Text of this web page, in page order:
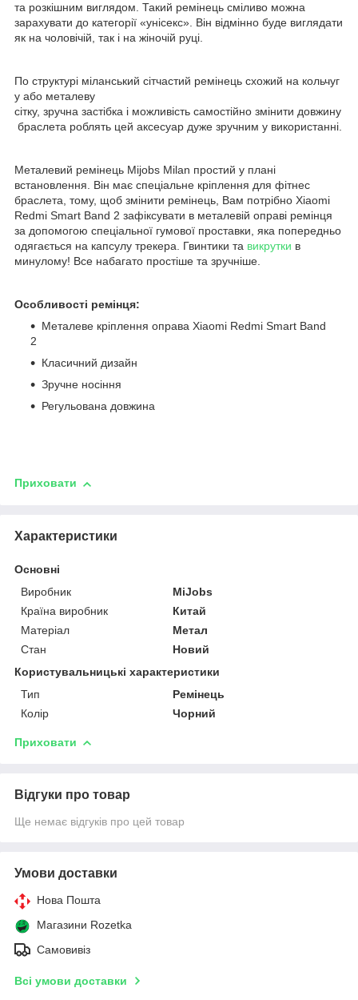
та розкішним виглядом. Такий ремінець сміливо можна
зарахувати до категорії «унісекс». Він відмінно буде виглядати
як на чоловічій, так і на жіночій руці.
По структурі міланський сітчастий ремінець схожий на кольчуг
у або металеву
сітку, зручна застібка і можливість самостійно змінити довжину
браслета роблять цей аксесуар дуже зручним у використанні.
Металевий ремінець Mijobs Milan простий у плані
встановлення. Він має спеціальне кріплення для фітнес
браслета, тому, щоб змінити ремінець, Вам потрібно Xiaomi
Redmi Smart Band 2 зафіксувати в металевій оправі ремінця
за допомогою спеціальної гумової проставки, яка попередньо
одягається на капсулу трекера. Гвинтики та викрутки в
минулому! Все набагато простіше та зручніше.
Особливості ремінця:
Металеве кріплення оправа Xiaomi Redmi Smart Band
2
Класичний дизайн
Зручне носіння
Регульована довжина
Приховати
Характеристики
Основні
Виробник
MiJobs
Країна виробник
Китай
Матеріал
Метал
Стан
Новий
Користувальницькі характеристики
Тип
Ремінець
Колір
Чорний
Приховати
Відгуки про товар
Ще немає відгуків про цей товар
Умови доставки
Нова Пошта
Магазини Rozetka
Самовивіз
Всі умови доставки